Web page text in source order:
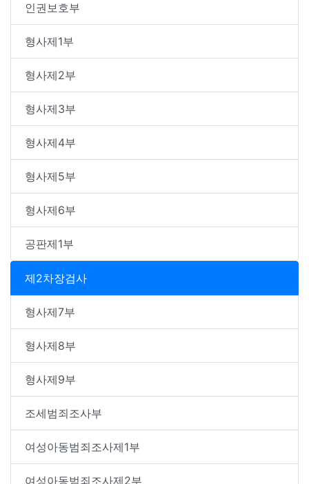
인권보호부
형사제1부
형사제2부
형사제3부
형사제4부
형사제5부
형사제6부
공판제1부
제2차장검사
형사제7부
형사제8부
형사제9부
조세범죄조사부
여성아동범죄조사제1부
여성아동범죄조사제2부